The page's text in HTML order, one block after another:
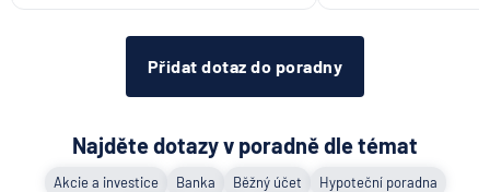
Volksbank Löbau-Zittau eG
Volksbank Raiffeisenbank Nordoberpfalz eG
Všeobecná zdravotní pojišťovna
Východosaská spořitelna Drážďany
Přidat dotaz do poradny
Najděte dotazy v poradně dle témat
Akcie a investice Banka Běžný účet
Hypoteční poradna